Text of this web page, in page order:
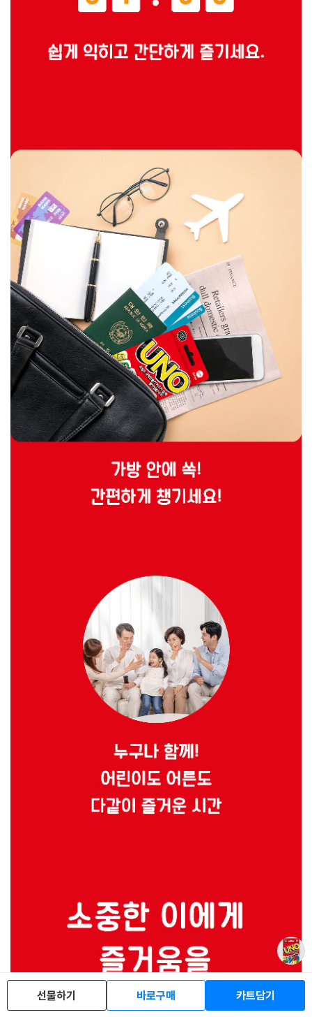
선물하기 바로구매 카트담기